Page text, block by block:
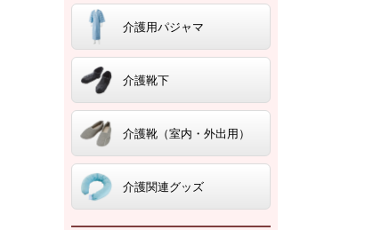
介護用パジャマ
介護靴下
介護靴（室内・外出用）
介護関連グッズ